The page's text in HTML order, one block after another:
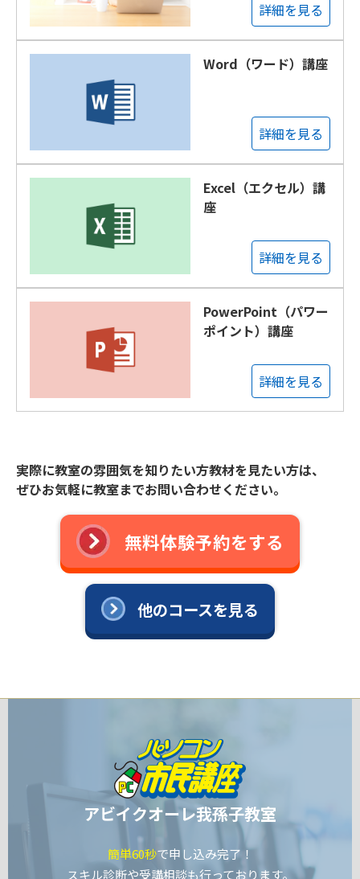
詳細を見る
Word（ワード）講座
詳細を見る
Excel（エクセル）講
座
詳細を見る
PowerPoint（パワー
ポイント）講座
詳細を見る
実際に教室の雰囲気を知りたい方教材を見たい方は、
ぜひお気軽に教室までお問い合わせください。
無料体験予約をする
他のコースを見る
アビイクオーレ我孫子教室
簡単60秒で申し込み完了！
スキル診断や受講相談も行っております。